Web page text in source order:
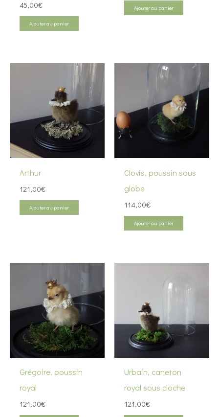
45,00€
Ajouter au panier
Ajouter au panier
Arthur
121,00€
Ajouter au panier
Clovis, poussin sous
globe
114,00€
Ajouter au panier
Grégoire, poussin
royal
121,00€
Urbain, caneton
royal sous cloche
121,00€